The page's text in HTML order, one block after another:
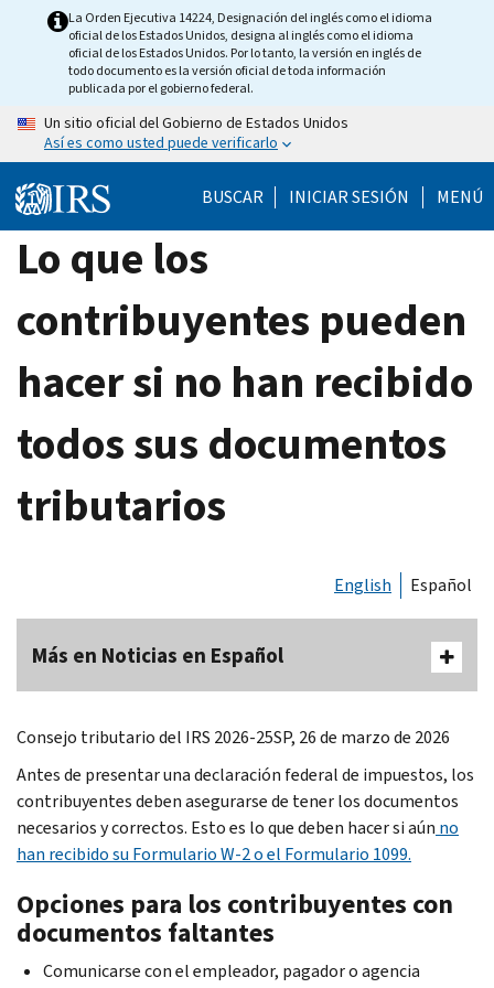
La Orden Ejecutiva 14224, Designación del inglés como el idioma
oficial de los Estados Unidos, designa al inglés como el idioma
oficial de los Estados Unidos. Por lo tanto, la versión en inglés de
todo documento es la versión oficial de toda información
publicada por el gobierno federal.
Un sitio oficial del Gobierno de Estados Unidos
Así es como usted puede verificarlo
BUSCAR INICIAR SESIÓN MENÚ
Lo que los
contribuyentes pueden
hacer si no han recibido
todos sus documentos
tributarios
English Español
Más en Noticias en Español
Consejo tributario del IRS 2026-25SP, 26 de marzo de 2026
Antes de presentar una declaración federal de impuestos, los
contribuyentes deben asegurarse de tener los documentos
necesarios y correctos. Esto es lo que deben hacer si aún no
han recibido su Formulario W-2 o el Formulario 1099.
Opciones para los contribuyentes con
documentos faltantes
Comunicarse con el empleador, pagador o agencia